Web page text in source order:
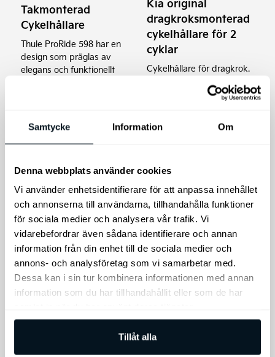
Samtycke Information Om
Denna webbplats använder cookies
Vi använder enhetsidentifierare för att anpassa innehållet
och annonserna till användarna, tillhandahålla funktioner
för sociala medier och analysera vår trafik. Vi
vidarebefordrar även sådana identifierare och annan
information från din enhet till de sociala medier och
annons- och analysföretag som vi samarbetar med.
Dessa kan i sin tur kombinera informationen med annan
information som du har tillhandahållit eller som de har
Tillåt alla
Takmonterad
Cykelhållare
Thule ProRide 598 har en
design som präglas av
elegans och funktionellt
undre monteringsklon i
ramhållaren.
Lägg till i varukorg
dragkroksmonterad
cykelhållare för 2
cyklar
Cykelhållare för dragkrok.
Bagageutrymmeslåd